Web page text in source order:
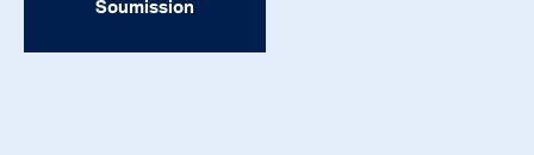
Soumission